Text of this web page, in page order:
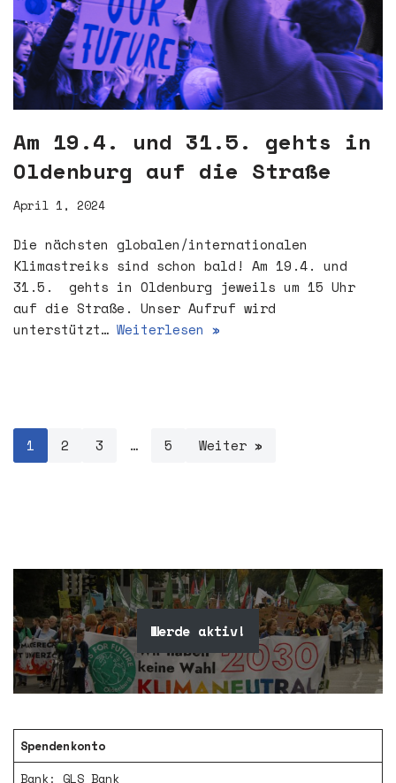
Am 19.4. und 31.5. gehts in
Oldenburg auf die Straße
April 1, 2024
Die nächsten globalen/internationalen
Klimastreiks sind schon bald! Am 19.4. und
31.5. gehts in Oldenburg jeweils um 15 Uhr
auf die Straße. Unser Aufruf wird
unterstützt… Weiterlesen »
1 2 3 … 5 Weiter »
Werde aktiv!
Spendenkonto
Bank: GLS Bank